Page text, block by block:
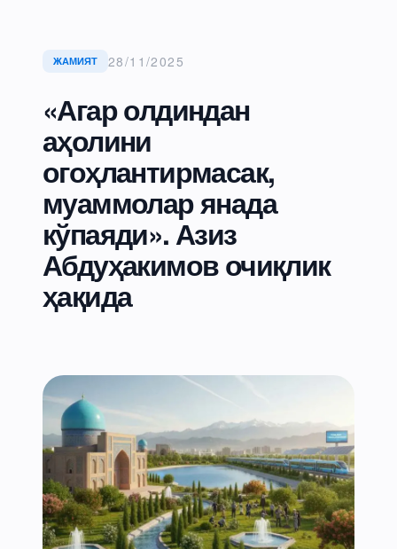
ЖАМИЯТ 28/11/2025
«Агар олдиндан
аҳолини
огоҳлантирмасак,
муаммолар янада
кўпаяди». Азиз
Абдуҳакимов очиқлик
ҳақида